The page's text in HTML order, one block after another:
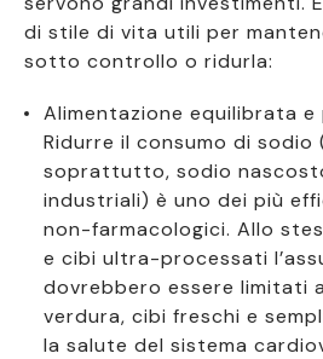
di stile di vita utili per
sotto controllo o ridurla:
Alimentazione equilibrata
Ridurre il consumo di sodio
soprattutto, sodio
industriali) è uno dei più
non-farmacologici. Allo
e cibi ultra-processati
dovrebbero essere limitati
verdura, cibi freschi e
la salute del sistema